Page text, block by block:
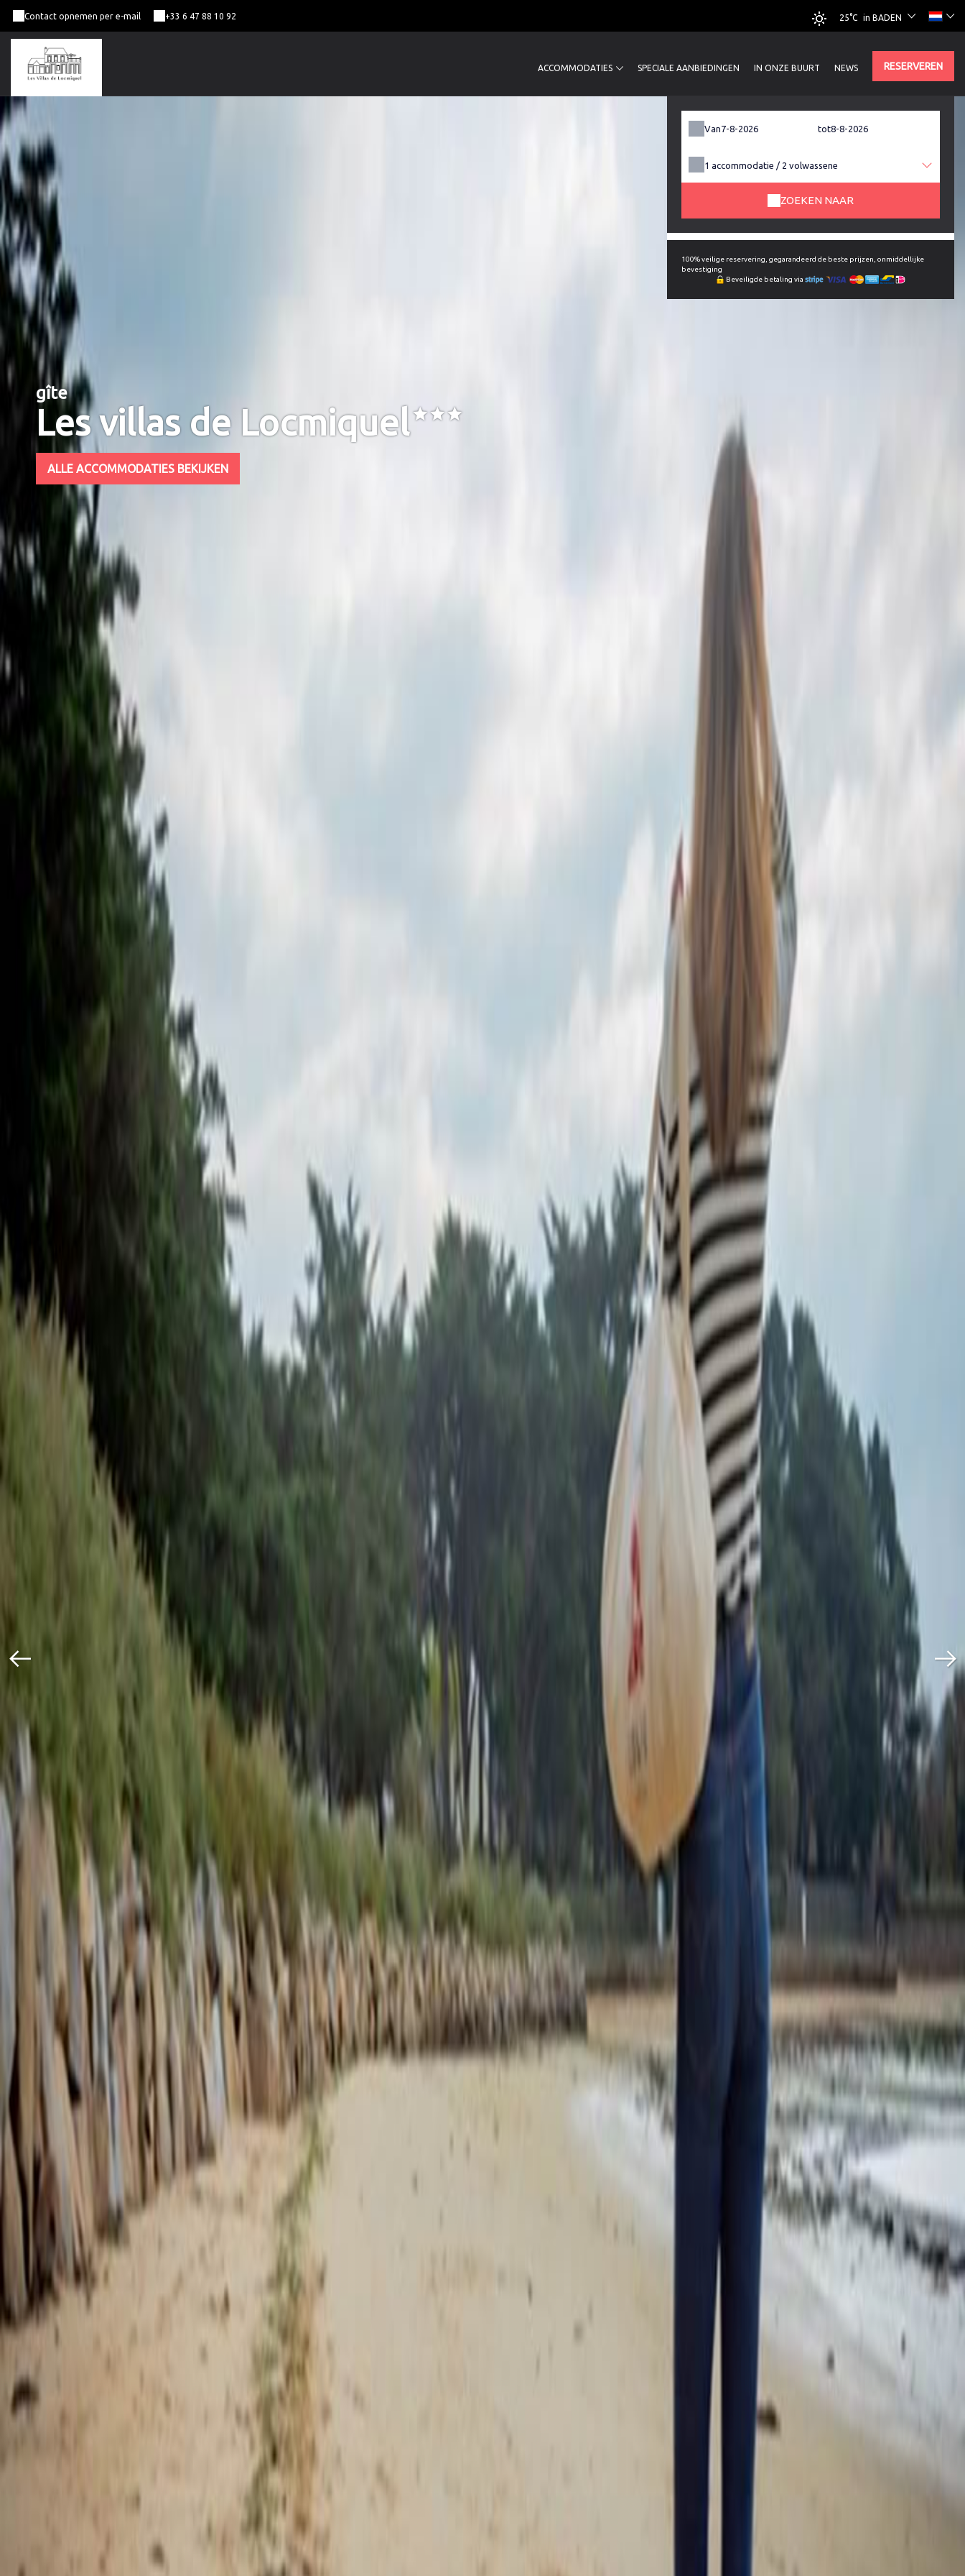
Contact opnemen per e-mail +33 6 47 88 10 92 25°C in BADEN
ACCOMMODATIES SPECIALE AANBIEDINGEN IN ONZE BUURT NEWS RESERVEREN
gîte
Les villas de Locmiquel
ALLE ACCOMMODATIES BEKIJKEN
Van tot
1 accommodatie / 2 volwassene
ZOEKEN NAAR
100% veilige reservering, gegarandeerd de beste prijzen, onmiddellijke
bevestiging
Beveiligde betaling via